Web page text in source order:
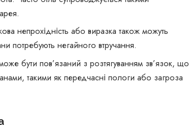
непрохідність або виразка також можуть
потребують негайного втручання.
бути пов’язаний з розтягуванням зв’язок, що
такими як передчасні пологи або загроза